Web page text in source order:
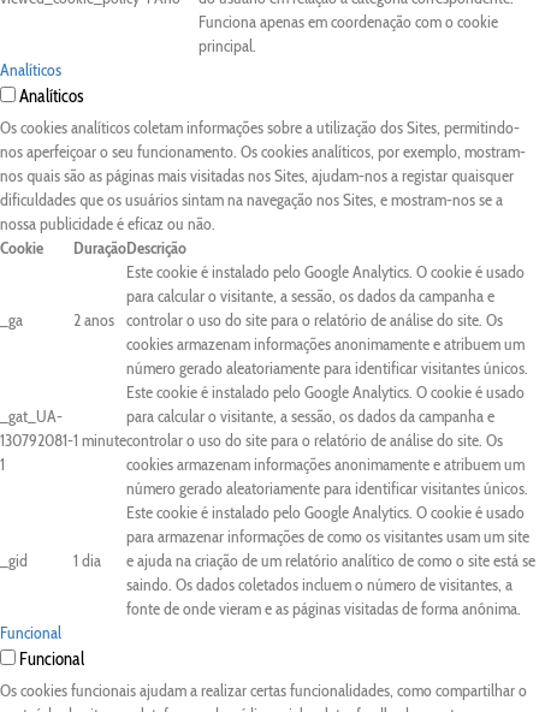
Funciona apenas em coordenação com o cookie
principal.
Analíticos
Analíticos
Os cookies analíticos coletam informações sobre a utilização dos Sites, permitindo-
nos aperfeiçoar o seu funcionamento. Os cookies analíticos, por exemplo, mostram-
nos quais são as páginas mais visitadas nos Sites, ajudam-nos a registar quaisquer
dificuldades que os usuários sintam na navegação nos Sites, e mostram-nos se a
nossa publicidade é eficaz ou não.
Cookie
DuraçãoDescrição
_ga 2 anos
Este cookie é instalado pelo Google Analytics. O cookie é usado
para calcular o visitante, a sessão, os dados da campanha e
controlar o uso do site para o relatório de análise do site. Os
cookies armazenam informações anonimamente e atribuem um
número gerado aleatoriamente para identificar visitantes únicos.
_gat_UA-
130792081-
1
1 minute
Este cookie é instalado pelo Google Analytics. O cookie é usado
para calcular o visitante, a sessão, os dados da campanha e
controlar o uso do site para o relatório de análise do site. Os
cookies armazenam informações anonimamente e atribuem um
número gerado aleatoriamente para identificar visitantes únicos.
_gid 1 dia
Este cookie é instalado pelo Google Analytics. O cookie é usado
para armazenar informações de como os visitantes usam um site
e ajuda na criação de um relatório analítico de como o site está se
saindo. Os dados coletados incluem o número de visitantes, a
fonte de onde vieram e as páginas visitadas de forma anônima.
Funcional
Funcional
Os cookies funcionais ajudam a realizar certas funcionalidades, como compartilhar o